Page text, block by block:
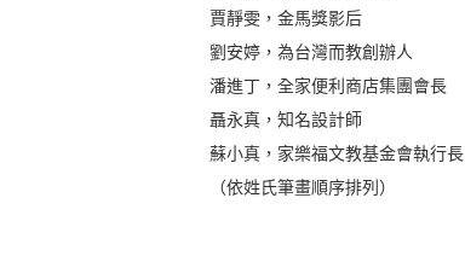
賈靜雯，金馬獎影后
劉安婷，為台灣而教創辦人
潘進丁，全家便利商店集團會長
聶永真，知名設計師
蘇小真，家樂福文教基金會執行長
​（依姓氏筆畫順序排列）